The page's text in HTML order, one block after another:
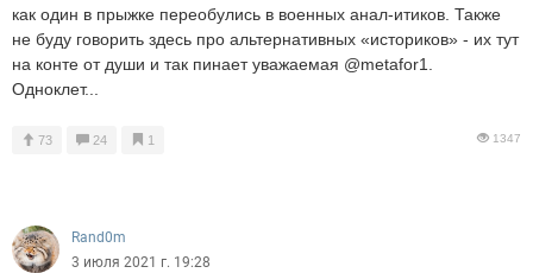
как один в прыжке переобулись в военных анал-итиков. Также
не буду говорить здесь про альтернативных «историков» - их тут
на конте от души и так пинает уважаемая @metafor1.
Одноклет...
73 24 1 1347
Rand0m
3 июля 2021 г. 19:28